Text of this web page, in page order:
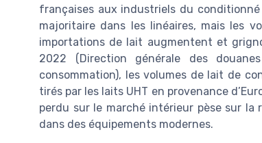
françaises aux industriels du
majoritaire dans les linéaires, mais les
importations de lait augmentent et
2022 (Direction générale des
consommation), les volumes de lait de
tirés par les laits UHT en provenance
perdu sur le marché intérieur pèse sur
dans des équipements modernes.